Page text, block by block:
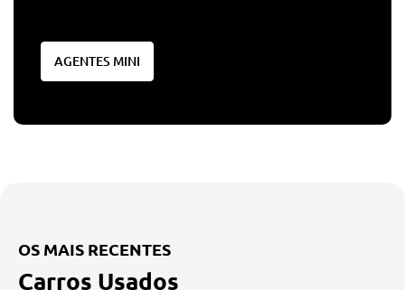
AGENTES MINI
OS MAIS RECENTES
Carros Usados